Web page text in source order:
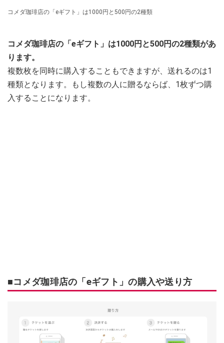
コメダ珈琲店の「eギフト」は1000円と500円の2種類
コメダ珈琲店の「eギフト」は1000円と500円の2種類があ
ります。
複数枚を同時に購入することもできますが、送れるのは1
種類となります。もし複数の人に贈るならば、1枚ずつ購
入することになります。
■コメダ珈琲店の「eギフト」の購入や送り方